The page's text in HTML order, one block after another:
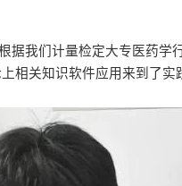
据我们计量检定大专医药
相关知识软件应用来到了实